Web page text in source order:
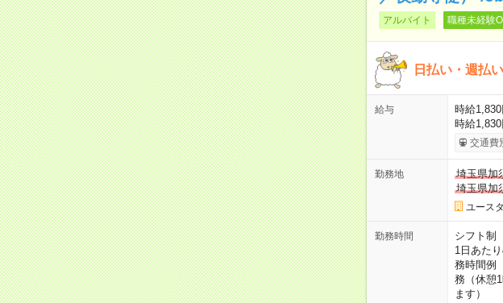
アルバイト 職種未経験
日払い・週払
給与
時給1,830
時給
交通費
勤務地
埼玉県加
埼玉県加
ユース
勤務時間
シフト制
1日あた
務時間例
務（休憩
ます）